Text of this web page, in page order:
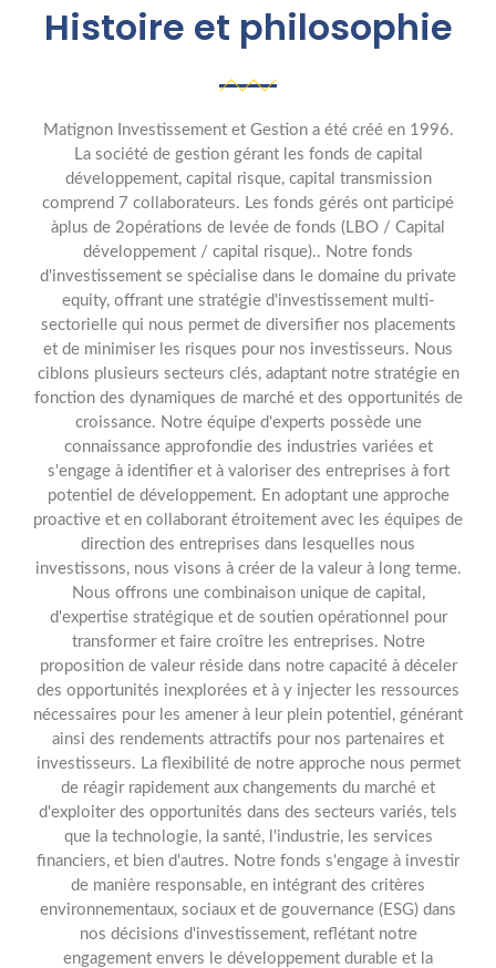
Histoire et philosophie
Matignon Investissement et Gestion a été créé en 1996.
La société de gestion gérant les fonds de capital
développement, capital risque, capital transmission
comprend 7 collaborateurs. Les fonds gérés ont participé
àplus de 2opérations de levée de fonds (LBO / Capital
développement / capital risque).. Notre fonds
d'investissement se spécialise dans le domaine du private
equity, offrant une stratégie d'investissement multi-
sectorielle qui nous permet de diversifier nos placements
et de minimiser les risques pour nos investisseurs. Nous
ciblons plusieurs secteurs clés, adaptant notre stratégie en
fonction des dynamiques de marché et des opportunités de
croissance. Notre équipe d'experts possède une
connaissance approfondie des industries variées et
s'engage à identifier et à valoriser des entreprises à fort
potentiel de développement. En adoptant une approche
proactive et en collaborant étroitement avec les équipes de
direction des entreprises dans lesquelles nous
investissons, nous visons à créer de la valeur à long terme.
Nous offrons une combinaison unique de capital,
d'expertise stratégique et de soutien opérationnel pour
transformer et faire croître les entreprises. Notre
proposition de valeur réside dans notre capacité à déceler
des opportunités inexplorées et à y injecter les ressources
nécessaires pour les amener à leur plein potentiel, générant
ainsi des rendements attractifs pour nos partenaires et
investisseurs. La flexibilité de notre approche nous permet
de réagir rapidement aux changements du marché et
d'exploiter des opportunités dans des secteurs variés, tels
que la technologie, la santé, l'industrie, les services
financiers, et bien d'autres. Notre fonds s'engage à investir
de manière responsable, en intégrant des critères
environnementaux, sociaux et de gouvernance (ESG) dans
nos décisions d'investissement, reflétant notre
engagement envers le développement durable et la